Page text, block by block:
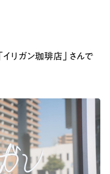
リガン珈琲店」さんで